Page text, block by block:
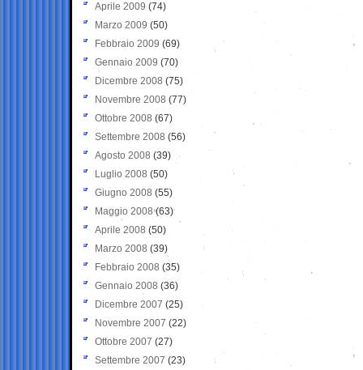
Aprile 2009 (74)
Marzo 2009 (50)
Febbraio 2009 (69)
Gennaio 2009 (70)
Dicembre 2008 (75)
Novembre 2008 (77)
Ottobre 2008 (67)
Settembre 2008 (56)
Agosto 2008 (39)
Luglio 2008 (50)
Giugno 2008 (55)
Maggio 2008(63)
Aprile 2008 (50)
Marzo 2008 (39)
Febbraio 2008 (35)
Gennaio 2008 (36)
Dicembre 2007 (25)
Novembre 2007 (22)
Ottobre 2007 (27)
Settembre 2007 (23)